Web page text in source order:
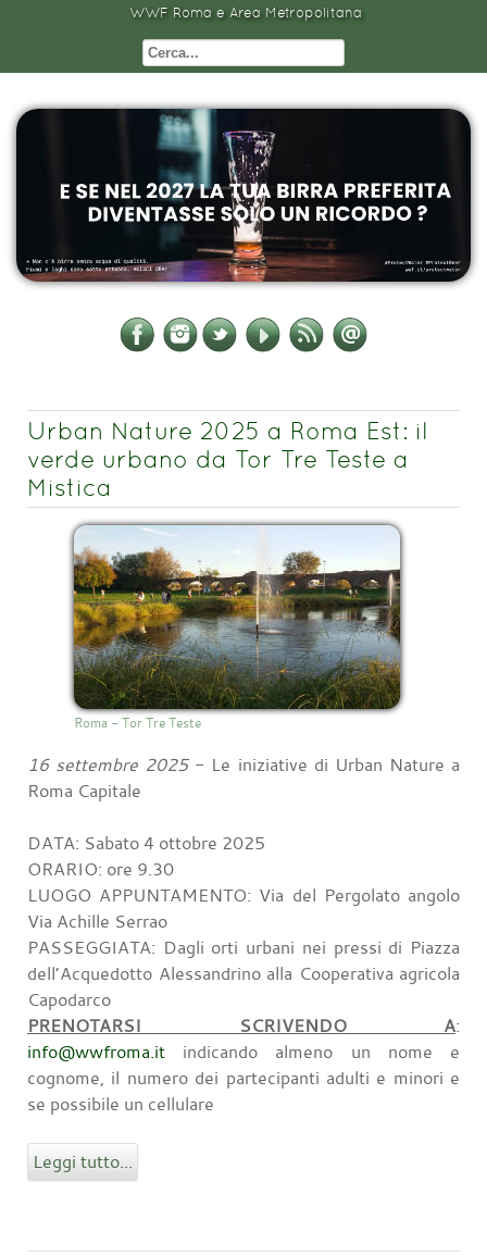
WWF Roma e Area Metropolitana
Urban Nature 2025 a Roma Est: il
verde urbano da Tor Tre Teste a
Mistica
Roma - Tor Tre Teste
16 settembre 2025- Le iniziative di Urban Nature a
Roma Capitale
DATA: Sabato 4 ottobre 2025
ORARIO: ore 9.30
LUOGO APPUNTAMENTO: Via del Pergolato angolo
Via Achille Serrao
PASSEGGIATA: Dagli orti urbani nei pressi di Piazza
dell’Acquedotto Alessandrino alla Cooperativa agricola
Capodarco
PRENOTARSI SCRIVENDO A:
info@wwfroma.it indicando almeno un nome e
cognome, il numero dei partecipanti adulti e minori e
se possibile un cellulare
Leggi tutto...